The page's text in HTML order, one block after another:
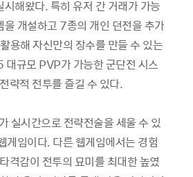
해왔다. 특히 유저 간 거래가 가능
을 개설하고 7종의 개인 던전을 추가
용해 자신만의 장수를 만들 수 있는
규모 PVP가 가능한 군단전 시스
략적 전투를 즐길 수 있다.
실시간으로 전략전술을 세울 수 있
게임이다. 다른 웹게임에서는 경험
격감이 전투의 묘미를 최대한 높였